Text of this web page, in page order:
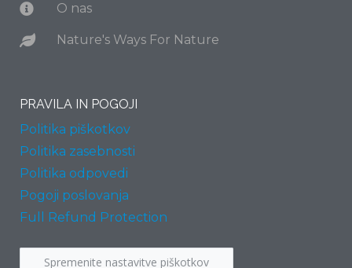
O nas
Nature's Ways For Nature
PRAVILA IN POGOJI
Politika piškotkov
Politika zasebnosti
Politika odpovedi
Pogoji poslovanja
Full Refund Protection
Spremenite nastavitve piškotkov